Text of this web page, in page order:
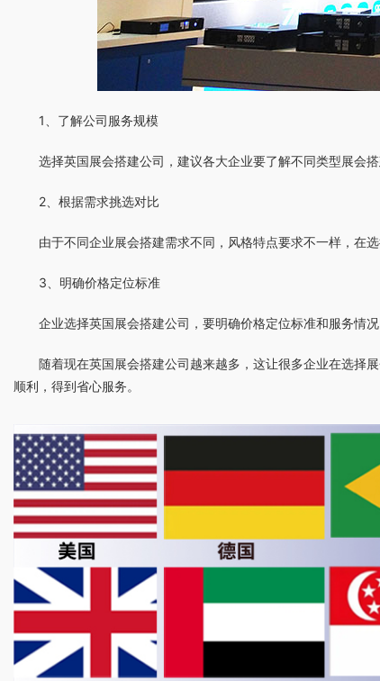
1、了解公司服务规模
选择英国展会搭建公司，建议各大企业要了解不同类型展会
2、根据需求挑选对比
由于不同企业展会搭建需求不同，风格特点要求不一样，在
3、明确价格定位标准
企业选择英国展会搭建公司，要明确价格定位标准和服务情
随着现在英国展会搭建公司越来越多，这让很多企业在选择
顺利，得到省心服务。